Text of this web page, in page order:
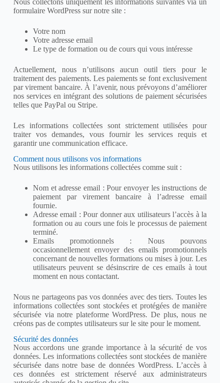
Nous collectons uniquement les informations suivantes via un
formulaire WordPress sur notre site :
Votre nom
Votre adresse email
Le type de formation ou de cours qui vous intéresse
Actuellement, nous n’utilisons aucun outil tiers pour le
traitement des paiements. Les paiements se font exclusivement
par virement bancaire. À l’avenir, nous prévoyons d’améliorer
nos services en intégrant des solutions de paiement sécurisées
telles que PayPal ou Stripe.
Les informations collectées sont strictement utilisées pour
traiter vos demandes, vous fournir les services requis et
garantir une communication efficace.
Comment nous utilisons vos informations
Nous utilisons les informations collectées comme suit :
Nom et adresse email : Pour envoyer les instructions de
paiement par virement bancaire à l’adresse email
fournie.
Adresse email : Pour donner aux utilisateurs l’accès à la
formation ou au cours une fois le processus de paiement
terminé.
Emails promotionnels : Nous pouvons
occasionnellement envoyer des emails promotionnels
concernant de nouvelles formations ou mises à jour. Les
utilisateurs peuvent se désinscrire de ces emails à tout
moment en nous contactant.
Nous ne partageons pas vos données avec des tiers. Toutes les
informations collectées sont stockées et protégées de manière
sécurisée via notre plateforme WordPress. De plus, nous ne
créons pas de comptes utilisateurs sur le site pour le moment.
Sécurité des données
Nous accordons une grande importance à la sécurité de vos
données. Les informations collectées sont stockées de manière
sécurisée dans notre base de données WordPress. L’accès à
ces données est strictement réservé aux administrateurs